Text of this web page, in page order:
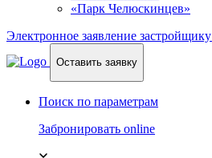
«Парк Челюскинцев»
Электронное заявление застройщику
Оставить заявку
Поиск по параметрам
Забронировать online